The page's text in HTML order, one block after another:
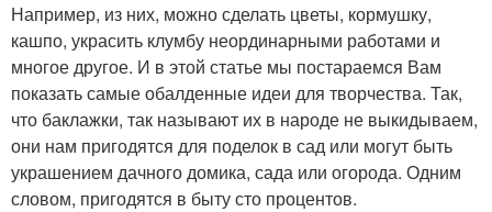
Например, из них, можно сделать цветы, кормушку,
кашпо, украсить клумбу неординарными работами и
многое другое. И в этой статье мы постараемся Вам
показать самые обалденные идеи для творчества. Так,
что баклажки, так называют их в народе не выкидываем,
они нам пригодятся для поделок в сад или могут быть
украшением дачного домика, сада или огорода. Одним
словом, пригодятся в быту сто процентов.